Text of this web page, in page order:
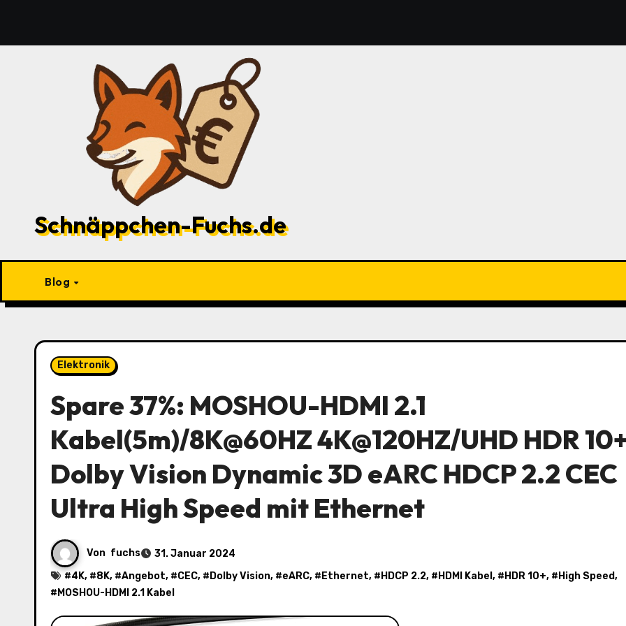
springen
Schnäppchen-Fuchs.de
Blog
Elektronik
Spare 37%: MOSHOU-HDMI 2.1
Kabel(5m)/8K@60HZ 4K@120HZ/UHD HDR
Dolby Vision Dynamic 3D eARC HDCP 2.2 CEC
Ultra High Speed mit Ethernet
Von fuchs
31. Januar 2024
#4K, #8K, #Angebot, #CEC, # Dolby Vision, #eARC, # Ethernet, # HDCP 2.2, # HDMI Kabel , # HDR 10+, # High Speed,
# MOSHOU-HDMI 2.1 Kabel